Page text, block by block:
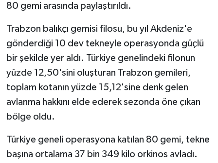
80 gemi arasında paylaştırıldı.
Trabzon balıkçı gemisi filosu, bu yıl Akdeniz'e
gönderdiği 10 dev tekneyle operasyonda güçlü
bir şekilde yer aldı. Türkiye genelindeki filonun
yüzde 12,50'sini oluşturan Trabzon gemileri,
toplam kotanın yüzde 15,12'sine denk gelen
avlanma hakkını elde ederek sezonda öne çıkan
bölge oldu.
Türkiye geneli operasyona katılan 80 gemi, tekne
başına ortalama 37 bin 349 kilo orkinos avladı.